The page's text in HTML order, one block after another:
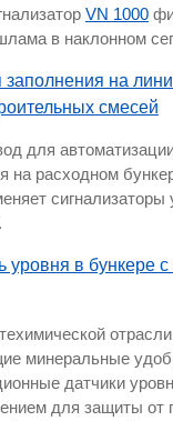
VN 1000
в наклонном
заполнения на
смесей
для
на расходном
сигнализаторы
уровня в бункере
минеральные
датчики
для защиты от